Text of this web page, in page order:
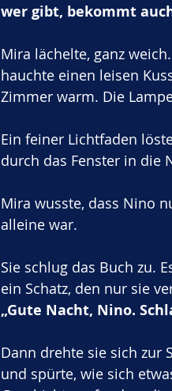
wer gibt, bekommt
Mira lächelte, ganz
hauchte einen leisen
Zimmer warm. Die
Ein feiner Lichtfaden
durch das Fenster in die
Mira wusste, dass Nino
alleine war.
Sie schlug das Buch zu.
ein Schatz, den nur sie
„Gute Nacht, Nino.
Dann drehte sie sich zur
und spürte, wie sich